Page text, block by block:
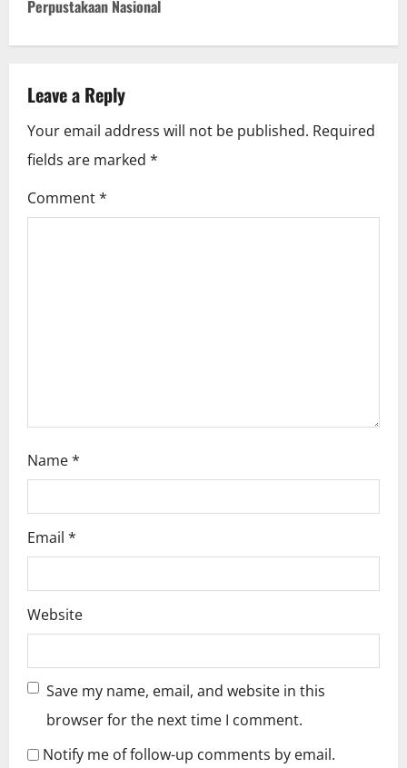
n
v
i
g
a
Perpustakaan Nasional
Leave a Reply
Your email address will not be published. Required
fields are marked *
Comment*
Name*
Email *
Website
Save my name, email, and website in this
browser for the next time I comment.
Notify me of follow-up comments by email.